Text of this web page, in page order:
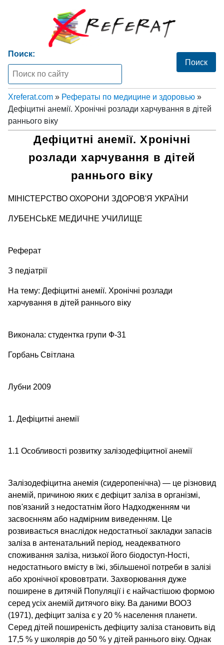
Поиск:
Xreferat.com » Рефераты по медицине и здоровью »
Дефіцитні анемії. Хронічні розлади харчування в дітей
раннього віку
Дефіцитні анемії. Хронічні
розлади харчування в дітей
раннього віку
МІНІСТЕРСТВО ОХОРОНИ ЗДОРОВ'Я УКРАЇНИ
ЛУБЕНСЬКЕ МЕДИЧНЕ УЧИЛИЩЕ
Реферат
З педіатрії
На тему: Дефіцитні анемії. Хронічні розлади
харчування в дітей раннього віку
Виконала: студентка групи Ф-31
Горбань Світлана
Лубни 2009
1. Дефіцитні анемії
1.1 Особливості розвитку залізодефіцитної анемії
Залізодефіцитна анемія (сидеропенічна) — це різновид
анемій, причиною яких є дефіцит заліза в організмі,
пов'язаний з недостатнім його Надходженням чи
засвоєнням або надмірним виведенням. Це
розвивається внаслідок недостатньої закладки запасів
заліза в антенатальний період, неадекватного
споживання заліза, низької його біодоступ-Ності,
недостатнього вмісту в їжі, збільшеної потреби в залізі
або хронічної крововтрати. Захворювання дуже
поширене в дитячій Популяції і є найчастішою формою
серед усіх анемій дитячого віку. Ва даними ВООЗ
(1971), дефіцит заліза є у 20 % населення планети.
Серед дітей поширеність дефіциту заліза становить від
17,5 % у школярів до 50 % у дітей раннього віку. Однак